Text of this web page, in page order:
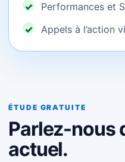
Performances et
Appels à l’action
ÉTUDE GRATUITE
Parlez-nous
actuel.